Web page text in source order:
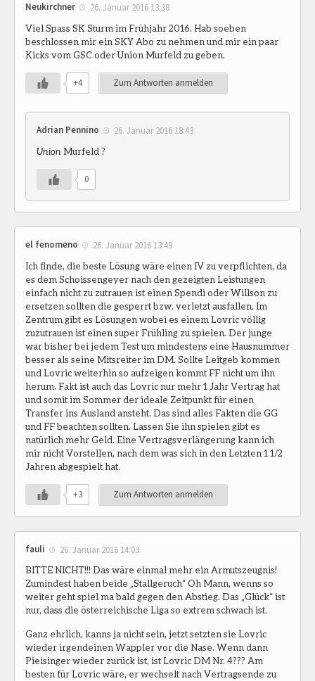
Neukirchner 26. Januar 2016 13:38
Viel Spass SK Sturm im Frühjahr 2016. Hab soeben
beschlossen mir ein SKY Abo zu nehmen und mir ein paar
Kicks vom GSC oder Union Murfeld zu geben.
+4 Zum Antworten anmelden
Adrian Pennino 26. Januar 2016 18:43
Union Murfeld ?
0
el fenomeno 26. Januar 2016 13:49
Ich finde, die beste Lösung wäre einen IV zu verpflichten, da
es dem Schoissengeyer nach den gezeigten Leistungen
einfach nicht zu zutrauen ist einen Spendi oder Willson zu
ersetzen sollten die gesperrt bzw. verletzt ausfallen. Im
Zentrum gibt es Lösungen wobei es einem Lovric völlig
zuzutrauen ist einen super Frühling zu spielen. Der junge
war bisher bei jedem Test um mindestens eine Hausnummer
besser als seine Mitsreiter im DM. Sollte Leitgeb kommen
und Lovric weiterhin so aufzeigen kommt FF nicht um ihn
herum. Fakt ist auch das Lovric nur mehr 1 Jahr Vertrag hat
und somit im Sommer der ideale Zeitpunkt für einen
Transfer ins Ausland ansteht. Das sind alles Fakten die GG
und FF beachten sollten. Lassen Sie ihn spielen gibt es
natürlich mehr Geld. Eine Vertragsverlängerung kann ich
mir nicht Vorstellen, nach dem was sich in den Letzten 1 1/2
Jahren abgespielt hat.
+3 Zum Antworten anmelden
fauli 26. Januar 2016 14:03
BITTE NICHT!!! Das wäre einmal mehr ein Armutszeugnis!
Zumindest haben beide „Stallgeruch“ Oh Mann, wenns so
weiter geht spiel ma bald gegen den Abstieg. Das „Glück“ ist
nur, dass die österreichische Liga so extrem schwach ist.
Ganz ehrlich, kanns ja nicht sein, jetzt setzten sie Lovric
wieder irgendeinen Wappler vor die Nase. Wenn dann
Pieisinger wieder zurück ist, ist Lovric DM Nr. 4??? Am
besten für Lovric wäre, er wechselt nach Vertragsende zu